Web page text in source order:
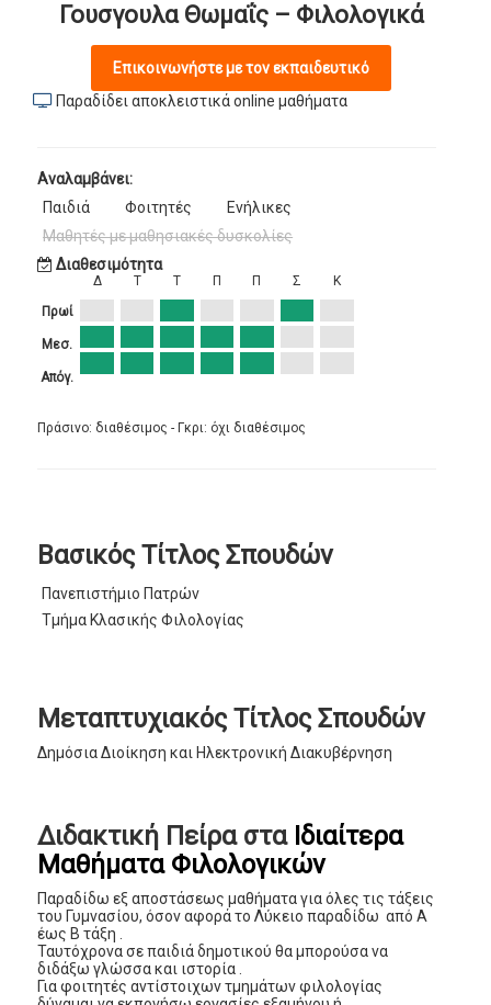
Γουσγουλα Θωμαΐς – Φιλολογικά
Επικοινωνήστε με τον εκπαιδευτικό
Παραδίδει αποκλειστικά online μαθήματα
Αναλαμβάνει:
Παιδιά
Φοιτητές
Ενήλικες
Μαθητές με μαθησιακές δυσκολίες
Διαθεσιμότητα
Πρωί
Μεσ.
Απόγ.
Δ Τ Τ Π Π Σ Κ
Πράσινο: διαθέσιμος - Γκρι: όχι διαθέσιμος
Βασικός Τίτλος Σπουδών
Πανεπιστήμιο Πατρών
Τμήμα Κλασικής Φιλολογίας
Μεταπτυχιακός Τίτλος Σπουδών
Δημόσια Διοίκηση και Ηλεκτρονική Διακυβέρνηση
Διδακτική Πείρα στα Ιδιαίτερα
Μαθήματα Φιλολογικών
Παραδίδω εξ αποστάσεως μαθήματα για όλες τις τάξεις
του Γυμνασίου, όσον αφορά το Λύκειο παραδίδω από Α
έως Β τάξη .
Ταυτόχρονα σε παιδιά δημοτικού θα μπορούσα να
διδάξω γλώσσα και ιστορία .
Για φοιτητές αντίστοιχων τμημάτων φιλολογίας